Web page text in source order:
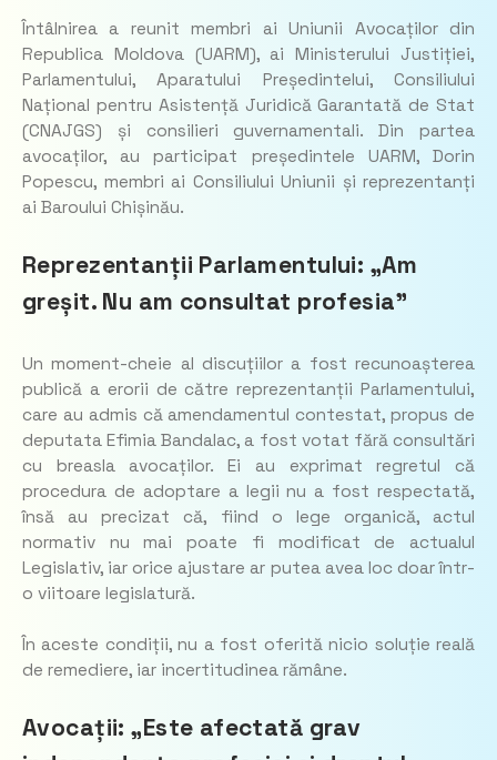
Întâlnirea a reunit membri ai Uniunii Avocaților din
Republica Moldova (UARM), ai Ministerului Justiției,
Parlamentului, Aparatului Președintelui, Consiliului
Național pentru Asistență Juridică Garantată de Stat
(CNAJGS) și consilieri guvernamentali. Din partea
avocaților, au participat președintele UARM, Dorin
Popescu, membri ai Consiliului Uniunii și reprezentanți
ai Baroului Chișinău.
Reprezentanții Parlamentului: „Am
greșit. Nu am consultat profesia”
Un moment-cheie al discuțiilor a fost recunoașterea
publică a erorii de către reprezentanții Parlamentului,
care au admis că amendamentul contestat, propus de
deputata Efimia Bandalac, a fost votat fără consultări
cu breasla avocaților. Ei au exprimat regretul că
procedura de adoptare a legii nu a fost respectată,
însă au precizat că, fiind o lege organică, actul
normativ nu mai poate fi modificat de actualul
Legislativ, iar orice ajustare ar putea avea loc doar într-
o viitoare legislatură.
În aceste condiții, nu a fost oferită nicio soluție reală
de remediere, iar incertitudinea rămâne.
Avocații: „Este afectată grav